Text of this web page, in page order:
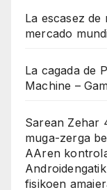
La escasez
mercado
La cagada de
Machine –
Sarean Zehar
muga-zerga
AAren
fisikoen